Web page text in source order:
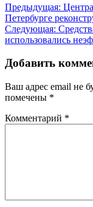
Навигация
по
записям
Предыдущая:
Петербурге
Следующая:
использовались
Добавить
Ваш адрес email не
помечены *
Комментарий *